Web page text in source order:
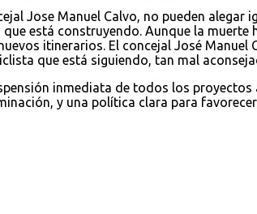
Jose Manuel Calvo, no pueden
está construyendo. Aunque la
itinerarios. El concejal José Manuel
que está siguiendo, tan mal
inmediata de todos los
y una política clara para